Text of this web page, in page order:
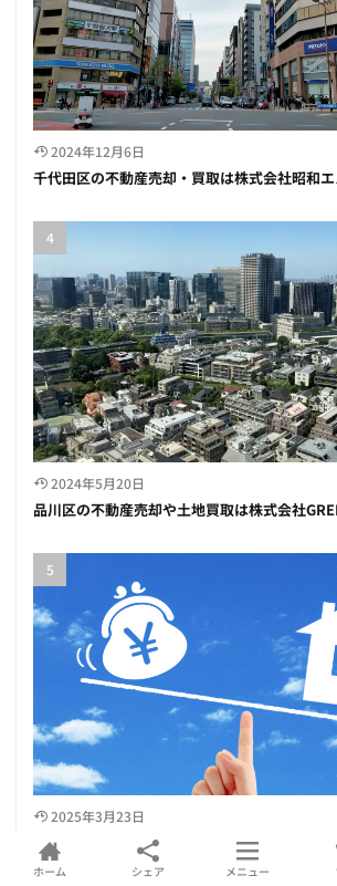
2024年12月6日
千代田区の不動産売却・買取は株式会社昭和
2024年5月20日
品川区の不動産売却や土地買取は株式会社
2025年3月23日
【2025年最新】不動産一括査定サイトのおす
７選
ホーム シェア メニュー